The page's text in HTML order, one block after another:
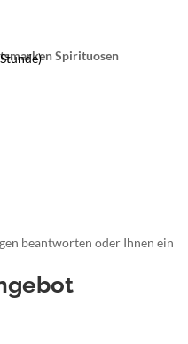
Spirituosen
beantworten oder Ihnen ein